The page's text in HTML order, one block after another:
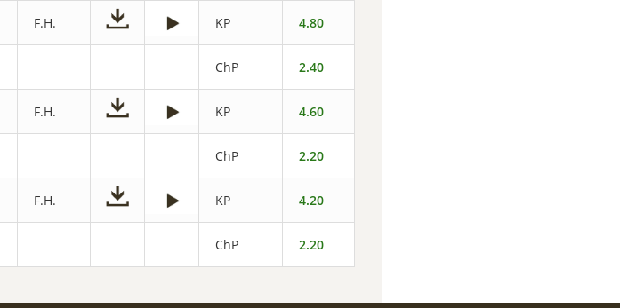
F.H. KP 4.80
ChP 2.40
F.H. KP 4.60
ChP 2.20
F.H. KP 4.20
ChP 2.20